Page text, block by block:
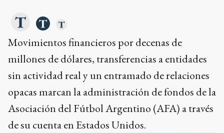
Movimientos financieros por decenas de
millones de dólares, transferencias a entidades
sin actividad real y un entramado de relaciones
opacas marcan la administración de fondos de la
Asociación del Fútbol Argentino (AFA) a través
de su cuenta en Estados Unidos.